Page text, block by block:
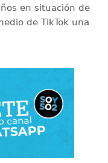
en situación de
de TikTok una